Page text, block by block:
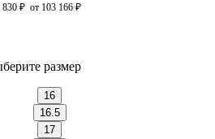
830 ₽ от 103 166 ₽
размер
16
16.5
17